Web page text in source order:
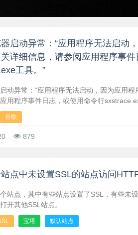
启动异常：“应用程序无法启动
详细信息，请参阅应用程序事
工具。”
动异常：“应用程序无法启动，因为应用
用程序事件日志，或使用命令行
谷歌
879
点中未设置SSL的站点访问
站点，其中有些站点设置了SSL，有些未
开其他SSL站点。
宝塔 默认站点